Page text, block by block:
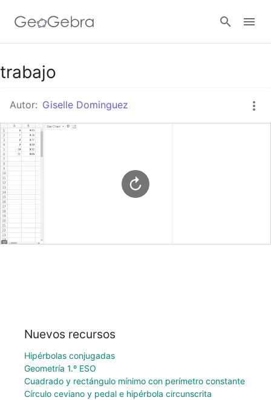
Google Classroom
GeoGebra Classroom
trabajo
Autor: Giselle Dominguez
Nuevos recursos
Hipérbolas conjugadas
Geometría 1.º ESO
Cuadrado y rectángulo mínimo con perímetro constante
Círculo ceviano y pedal e hipérbola circunscrita